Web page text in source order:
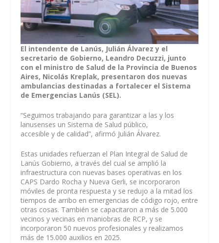
El intendente de Lanús, Julián Álvarez y el
secretario de Gobierno, Leandro Decuzzi, junto
con el ministro de Salud de la Provincia de Buenos
Aires, Nicolás Kreplak, presentaron dos nuevas
ambulancias destinadas a fortalecer el Sistema
de Emergencias Lanús (SEL).
“Seguimos trabajando para garantizar a las y los
lanusenses un Sistema de Salud público,
accesible y de calidad”, afirmó Julián Álvarez.
Estas unidades refuerzan el Plan Integral de Salud de
Lanús Gobierno, a través del cual se amplió la
infraestructura con nuevas bases operativas en los
CAPS Dardo Rocha y Nueva Gerli, se incorporaron
móviles de pronta respuesta y se redujo a la mitad los
tiempos de arribo en emergencias de código rojo, entre
otras cosas. También se capacitaron a más de 5.000
vecinos y vecinas en maniobras de RCP, y se
incorporaron 50 nuevos profesionales y realizamos
más de 15.000 auxilios en 2025.